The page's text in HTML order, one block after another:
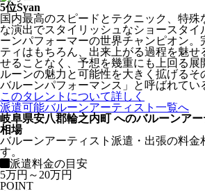
5位Syan
国内最高のスピードとテクニック、特殊
な演出でスタイリッシュなショースタイ
ーンパフォーマーの世界チャンピオン。
ティはもちろん、出来上がる過程を魅せ
せることなく、予想を幾重にも上回る展
ルーンの魅力と可能性を大きく拡げる
バルーンパフォーマンス」と呼ばれてい
このタレントについて詳しく
派遣可能バルーンアーティスト一覧へ
岐阜県安八郡輪之内町 へのバルーンア
相場
バルーンアーティスト派遣・出張の料金
す。
派遣料金の目安
5万円～20万円
POINT